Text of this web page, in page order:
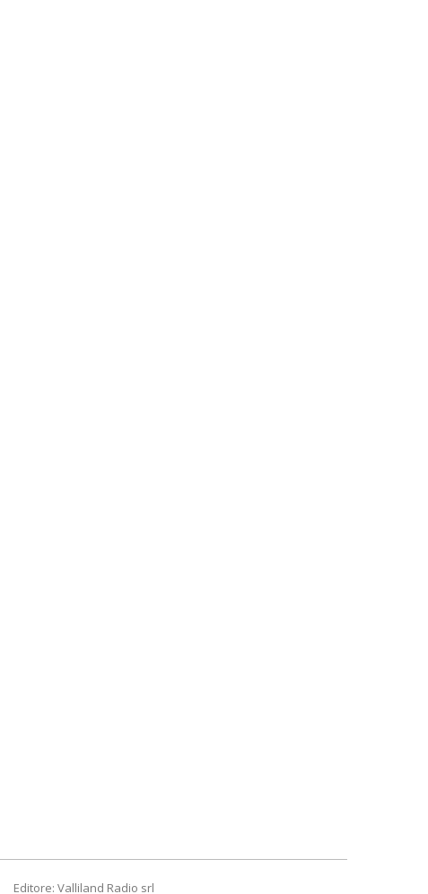
Editore: Valliland Radio srl